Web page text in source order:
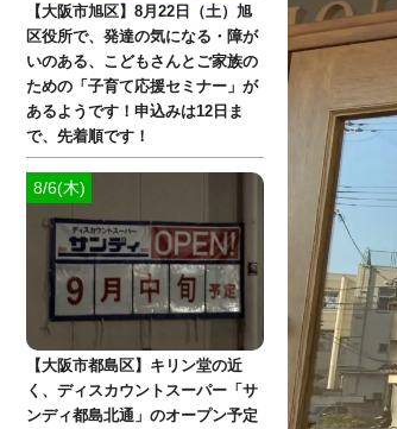
【大阪市旭区】8月22日（土）旭
区役所で、発達の気になる・障が
いのある、こどもさんとご家族の
ための「子育て応援セミナー」が
あるようです！申込みは12日ま
で、先着順です！
8/6(木)
【大阪市都島区】キリン堂の近
く、ディスカウントスーパー「サ
ンディ都島北通」のオープン予定